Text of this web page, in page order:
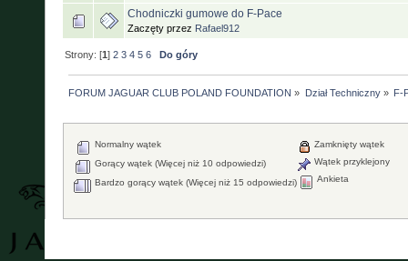
Chodniczki gumowe do F-Pace
Zaczęty przez Rafael912
Strony: [1]2 3 4 5 6 Do góry
FORUM JAGUAR CLUB POLAND FOUNDATION » Dział Techniczny» F-
Normalny wątek
Gorący wątek (Więcej niż 10 odpowiedzi)
Bardzo gorący wątek (Więcej niż 15 odpowiedzi)
Zamknięty wątek
Wątek przyklejony
Ankieta